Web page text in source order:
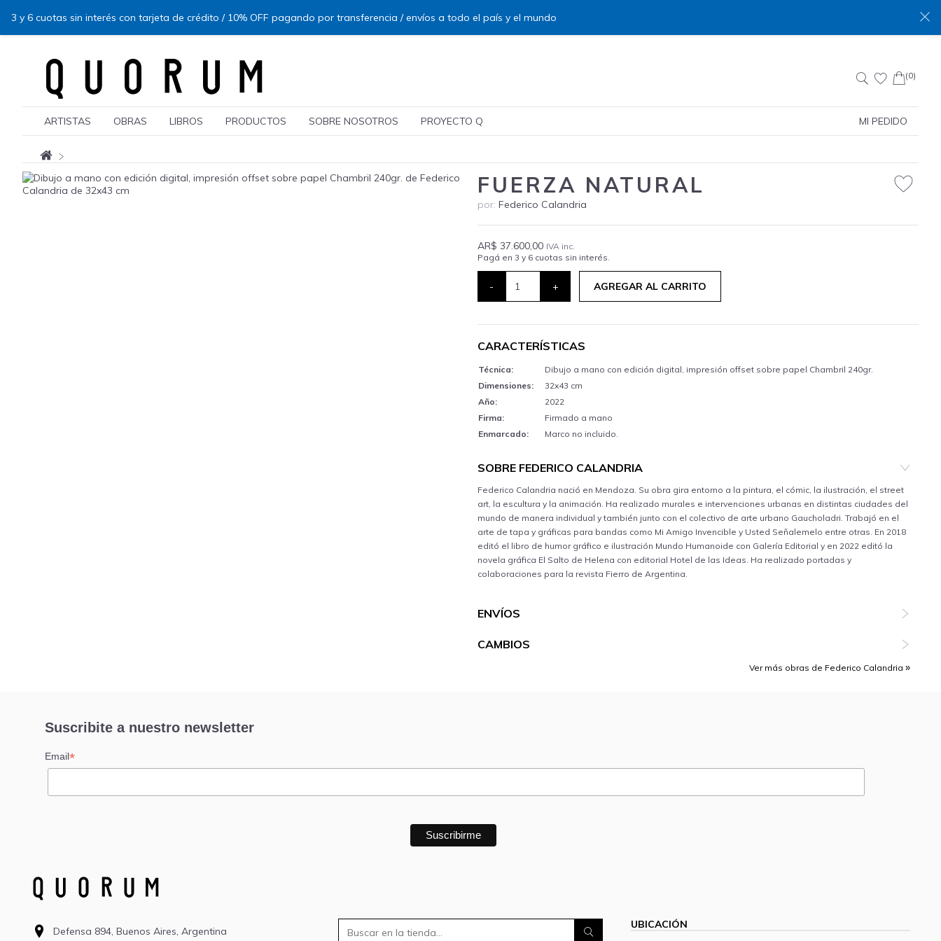
3 y 6 cuotas sin interés con tarjeta de crédito / 10% OFF pagando por transferencia / envíos a todo el país y el mundo
Buscar:
(0)
ARTISTAS OBRAS LIBROS PRODUCTOS SOBRE NOSOTROS PROYECTO Q MI PEDIDO
FUERZA NATURAL
por: Federico Calandria
AR$ 37.600,00 IVA inc.
Pagá en 3 y 6 cuotas sin interés.
- + AGREGAR AL CARRITO
CARACTERÍSTICAS
Técnica:
Dibujo a mano con edición digital, impresión offset sobre papel Chambril 240gr.
Dimensiones:
32x43 cm
Año:
2022
Firma:
Firmado a mano
Enmarcado:
Marco no incluido.
SOBRE FEDERICO CALANDRIA
Federico Calandria nació en Mendoza. Su obra gira entorno a la pintura, el cómic, la ilustración, el street
art, la escultura y la animación. Ha realizado murales e intervenciones urbanas en distintas ciudades del
mundo de manera individual y también junto con el colectivo de arte urbano Gaucholadri. Trabajó en el
arte de tapa y gráficas para bandas como Mi Amigo Invencible y Usted Señalemelo entre otras. En 2018
editó el libro de humor gráfico e ilustración Mundo Humanoide con Galería Editorial y en 2022 editó la
novela gráfica El Salto de Helena con editorial Hotel de las Ideas. Ha realizado portadas y
colaboraciones para la revista Fierro de Argentina.
ENVÍOS
CAMBIOS
Ver más obras de Federico Calandria
Suscribite a nuestro newsletter
Email*
Defensa 894, Buenos Aires, Argentina
UBICACIÓN